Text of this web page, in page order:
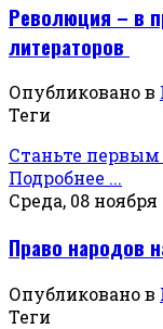
Революция – в
литераторов
Опубликовано в
Теги
Станьте
Подробнее ...
Среда, 08 ноября
Право народов
Опубликовано в
Теги